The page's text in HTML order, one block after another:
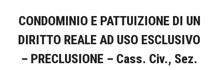
CONDOMINIO E PATTUIZIONE DI UN
DIRITTO REALE AD USO ESCLUSIVO
– PRECLUSIONE – Cass. Civ., Sez.